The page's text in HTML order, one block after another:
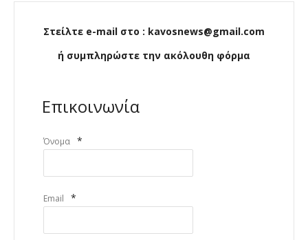
Στείλτε e-mail στο : kavosnews@gmail.com
ή συμπληρώστε την ακόλουθη φόρμα
Επικοινωνία
Όνομα *
Email *